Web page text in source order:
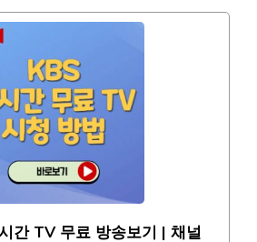
간 TV 무료 방송보기 | 채널